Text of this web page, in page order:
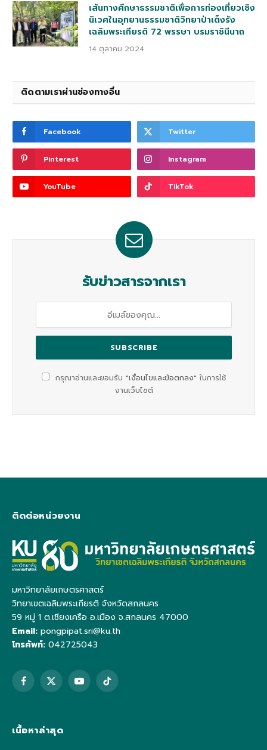
เส้นทางศึกษาธรรมชาติเพื่อการท่องเที่ยวเชิง
นิเวศในอุทยานธรรมชาติวิทยาป่าเต็งรัง
เฉลิมพระเกียรติ 72 พรรษา บรมราชินีนาถ
14 ตุลาคม 2024
ติดตามเราผ่านช่องทางอื่น
Facebook Twitter
Pinterest Instagram
YouTube TikTok
รับข่าวสารจากเรา
กรุณาอ่านและยอมรับ "เงื่อนไขและข้อตกลง" ในการใช้
งานเว็บไซต์
ติดต่อหน่วยงาน
มหาวิทยาลัยเกษตรศาสตร์
วิทยาเขตเฉลิมพระเกียรติ จังหวัดสกลนคร
59 หมู่ 1 ต.เชียงเครือ อ.เมือง จ.สกลนคร 47000
Email: pongpipat.sri@ku.th
โทรศัพท์: 042725043
Facebook
X
YouTubeTikTok
เนื้อหาล่าสุด